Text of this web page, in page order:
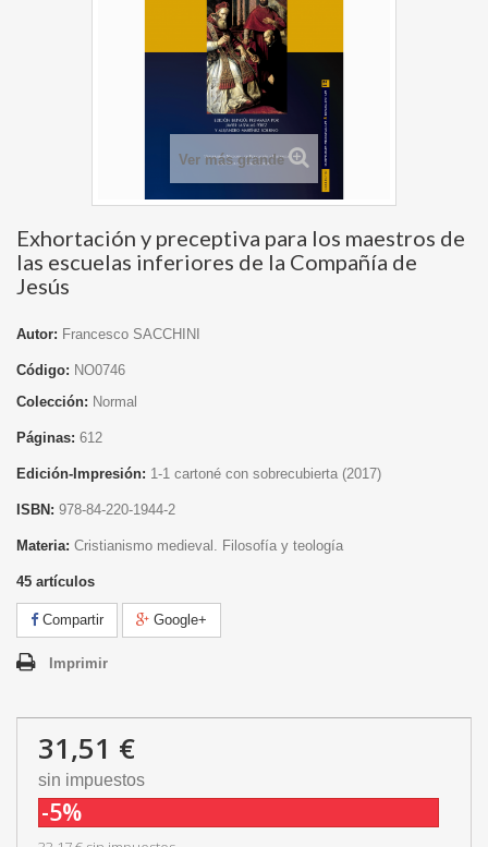
Ver más grande
Exhortación y preceptiva para los maestros de
las escuelas inferiores de la Compañía de
Jesús
Autor: Francesco SACCHINI
Código: NO0746
Colección: Normal
Páginas: 612
Edición-Impresión: 1-1 cartoné con sobrecubierta (2017)
ISBN: 978-84-220-1944-2
Materia: Cristianismo medieval. Filosofía y teología
45 artículos
Compartir Google+
Imprimir
31,51 €
sin impuestos
-5%